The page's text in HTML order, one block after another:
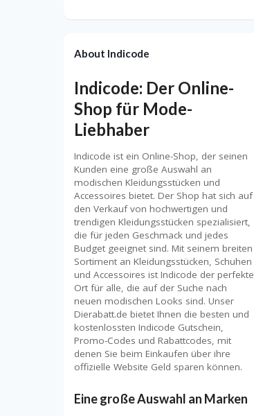
About Indicode
Indicode: Der Online-
Shop für Mode-
Liebhaber
Indicode ist ein Online-Shop, der seinen
Kunden eine große Auswahl an
modischen Kleidungsstücken und
Accessoires bietet. Der Shop hat sich auf
den Verkauf von hochwertigen und
trendigen Kleidungsstücken spezialisiert,
die für jeden Geschmack und jedes
Budget geeignet sind. Mit seinem breiten
Sortiment an Kleidungsstücken, Schuhen
und Accessoires ist Indicode der perfekte
Ort für alle, die auf der Suche nach
neuen modischen Looks sind. Unser
Dierabatt.de bietet Ihnen die besten und
kostenlossten Indicode Gutschein,
Promo-Codes und Rabattcodes, mit
denen Sie beim Einkaufen über ihre
offizielle Website Geld sparen können.
Eine große Auswahl an Marken